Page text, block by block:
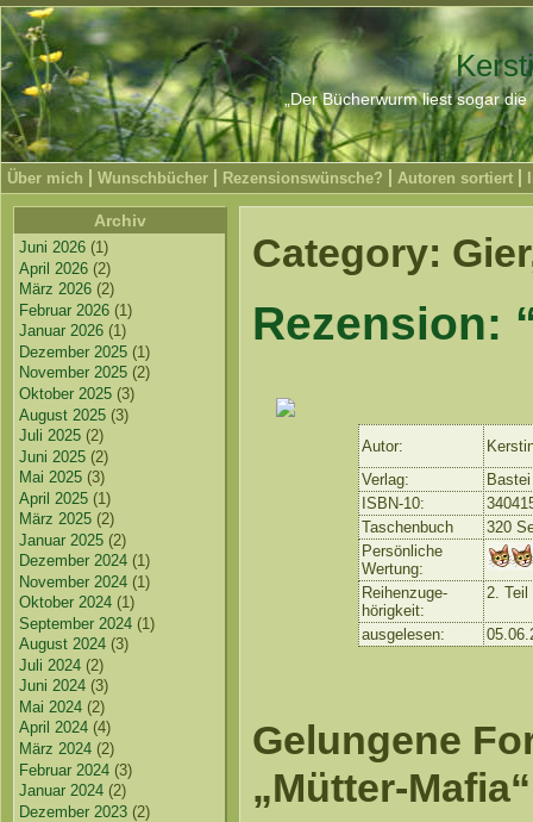
„Der Bücherwurm liest sogar
Über mich Wunschbücher Rezensionswünsche? Autoren sortiert
Archiv
Juni 2026 (1)
April 2026 (2)
März 2026 (2)
Februar 2026 (1)
Januar 2026 (1)
Dezember 2025 (1)
November 2025 (2)
Oktober 2025 (3)
August 2025 (3)
Juli 2025 (2)
Juni 2025 (2)
Mai 2025 (3)
April 2025 (1)
März 2025 (2)
Januar 2025 (2)
Dezember 2024 (1)
November 2024 (1)
Oktober 2024 (1)
September 2024 (1)
August 2024 (3)
Juli 2024 (2)
Juni 2024 (3)
Mai 2024 (2)
April 2024 (4)
März 2024 (2)
Februar 2024 (3)
Januar 2024 (2)
Dezember 2023 (2)
Category:
Rezension:
Autor:
Verlag:
ISBN-10:
Taschenbuch
320
Persönliche
Wertung:
Reihenzuge-
hörigkeit:
2. Teil
ausgelesen:
Gelungene
„Mütter-Mafia“